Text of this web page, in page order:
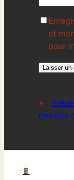
et
pour
←
dessins